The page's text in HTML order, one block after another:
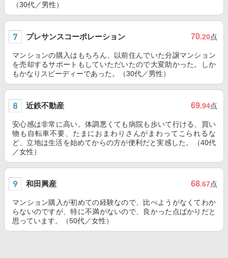
（30代／男性）
プレサンスコーポレーション 70.20点
マンションの購入はもちろん、以前住んでいた分譲マンション
を売却するサポートもしていただいたので大変助かった。しか
もかなりスピーディーであった。（30代／男性）
近鉄不動産 69.94点
安心感は非常に高い。体調悪くても病院も歩いて行ける、買い
物も自転車不要、たまにおまわりさんがまわってこられるな
ど、立地は生活を始めてからの方が便利だと実感した。（40代
／女性）
和田興産 68.67点
マンション購入が初めての経験なので、比べようがなくてわか
らないのですが、特に不満がないので、良かった点ばかりだと
思っています。（50代／女性）